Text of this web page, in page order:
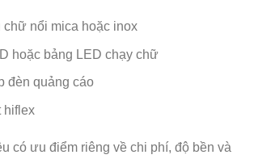
chữ nổi mica hoặc inox
hoặc bảng LED chạy chữ
đèn quảng cáo
hiflex
có ưu điểm riêng về chi phí, độ bền và